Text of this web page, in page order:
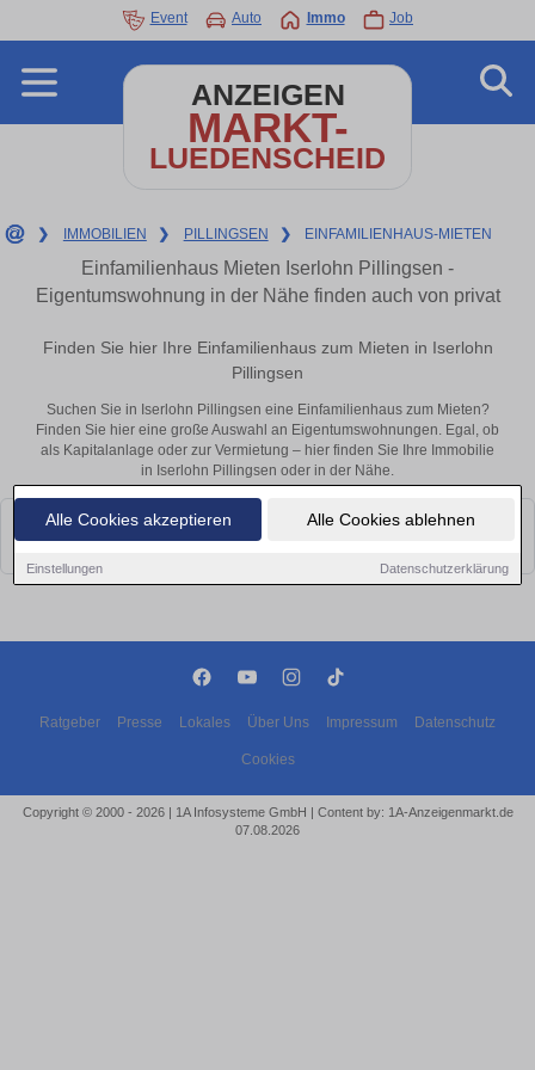
Alle Cookies akzeptieren Alle Cookies ablehnen
Einstellungen Datenschutzerklärung
Event Auto Immo Job
ANZEIGEN
MARKT-
LUEDENSCHEID
❯ IMMOBILIEN ❯ PILLINGSEN ❯ EINFAMILIENHAUS-MIETEN
Einfamilienhaus Mieten Iserlohn Pillingsen -
Eigentumswohnung in der Nähe finden auch von privat
Finden Sie hier Ihre Einfamilienhaus zum Mieten in Iserlohn
Pillingsen
Suchen Sie in Iserlohn Pillingsen eine Einfamilienhaus zum Mieten?
Finden Sie hier eine große Auswahl an Eigentumswohnungen. Egal, ob
als Kapitalanlage oder zur Vermietung – hier finden Sie Ihre Immobilie
in Iserlohn Pillingsen oder in der Nähe.
Leider konnten wir derzeit keine passenden Objekte finden. Schauen Sie
bald wieder vorbei!
Ratgeber Presse Lokales Über Uns Impressum Datenschutz
Cookies
Copyright © 2000 - 2026 | 1A Infosysteme GmbH | Content by: 1A-Anzeigenmarkt.de
07.08.2026